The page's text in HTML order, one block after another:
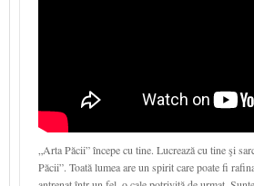
„Arta Păcii” începe cu tine. Lucrează cu tine şi
Păcii”. Toată lumea are un spirit care poate fi